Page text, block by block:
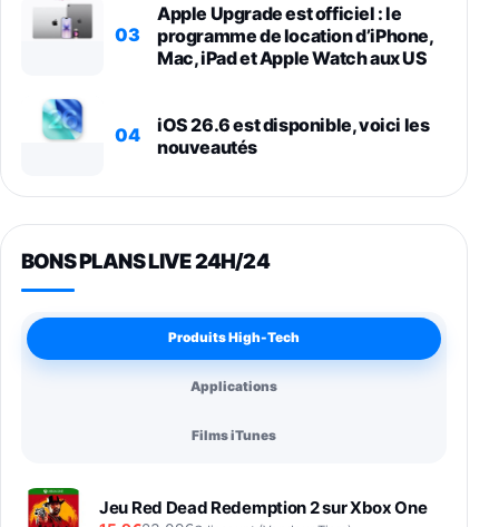
03
Apple Upgrade est officiel : le
programme de location d’iPhone,
Mac, iPad et Apple Watch aux US
04
iOS 26.6 est disponible, voici les
nouveautés
BONS PLANS LIVE 24H/24
Produits High-Tech
Applications
Films iTunes
Jeu Red Dead Redemption 2 sur Xbox One